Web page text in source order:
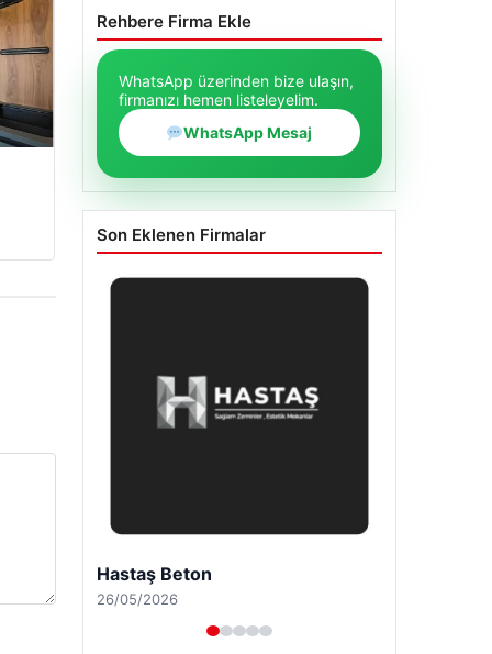
Rehbere Firma Ekle
WhatsApp üzerinden bize ulaşın,
firmanızı hemen listeleyelim.
WhatsApp Mesaj
Son Eklenen Firmalar
Enes Kaplan Avukatlık Bürosu
28/04/2026